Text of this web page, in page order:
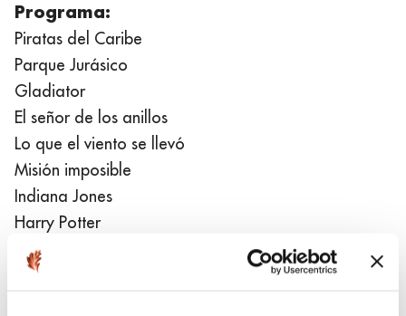
Programa:
Piratas del Caribe
Parque Jurásico
Gladiator
El señor de los anillos
Lo que el viento se llevó
Misión imposible
Indiana Jones
Harry Potter
Avatar
El rey león